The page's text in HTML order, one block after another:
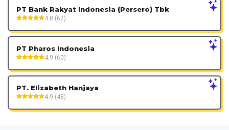
PT Bank Rakyat Indonesia (Persero) Tbk
4.8 (62)
PT Pharos Indonesia
4.9 (60)
PT. Elizabeth Hanjaya
4.9 (48)